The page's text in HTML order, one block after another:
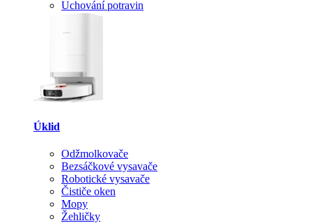
Uchování potravin
Úklid
Odžmolkovače
Bezsáčkové vysavače
Robotické vysavače
Čističe oken
Mopy
Žehličky